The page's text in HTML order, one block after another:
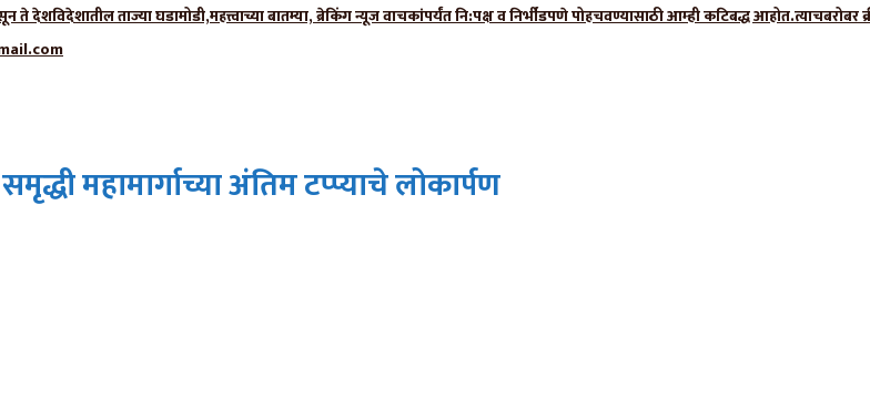
ताज्या घडामोडी,महत्त्वाच्या बातम्या, ब्रेकिंग न्यूज वाचकांपर्यंत नि:पक्ष व निर्भीडपणे पोहचवण्यासाठी आम्ही कटिबद्ध
महामार्गाच्या अंतिम टप्प्याचे लोकार्पण